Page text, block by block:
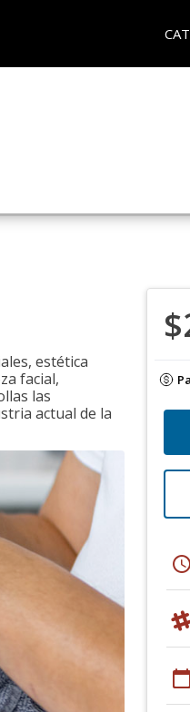
estética
facial,
las
actual de la
schedule
calendar_today